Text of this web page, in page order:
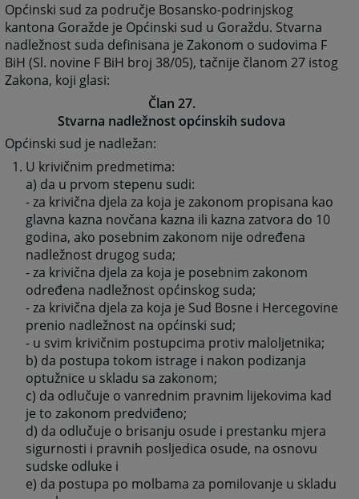
Općinski sud za područje Bosansko-podrinjskog
kantona Goražde je Općinski sud u Goraždu. Stvarna
nadležnost suda definisana je Zakonom o sudovima F
BiH (Sl. novine F BiH broj 38/05), tačnije članom 27 istog
Zakona, koji glasi:
Član 27.
Stvarna nadležnost općinskih sudova
Općinski sud je nadležan:
U krivičnim predmetima:
a) da u prvom stepenu sudi:
- za krivična djela za koja je zakonom propisana kao
glavna kazna novčana kazna ili kazna zatvora do 10
godina, ako posebnim zakonom nije određena
nadležnost drugog suda;
- za krivična djela za koja je posebnim zakonom
određena nadležnost općinskog suda;
- za krivična djela za koja je Sud Bosne i Hercegovine
prenio nadležnost na općinski sud;
- u svim krivičnim postupcima protiv maloljetnika;
b) da postupa tokom istrage i nakon podizanja
optužnice u skladu sa zakonom;
c) da odlučuje o vanrednim pravnim lijekovima kad
je to zakonom predviđeno;
d) da odlučuje o brisanju osude i prestanku mjera
sigurnosti i pravnih posljedica osude, na osnovu
sudske odluke i
e) da postupa po molbama za pomilovanje u skladu